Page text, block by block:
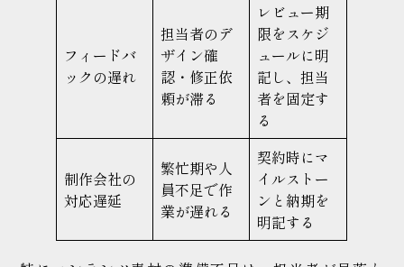
フィードバ
ックの遅れ
担当者のデ
ザイン確
認・修正依
頼が滞る
レビュー期
限をスケジ
ュールに明
記し、担当
者を固定す
る
制作会社の
対応遅延
繁忙期や人
員不足で作
業が遅れる
契約時にマ
イルストー
ンと納期を
明記する